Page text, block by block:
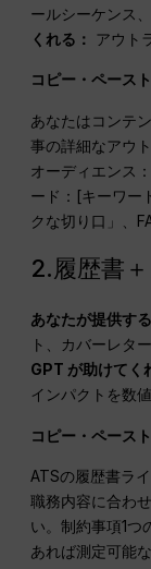
ールシーケンス
くれる： アウト
コピー・ペース
あなたはコンテ
事の詳細なアウ
オーディエンス
ード：[キーワー
クな切り口」、
2.履歴書
あなたが提供す
ト、カバーレタ
GPT が助けてく
インパクトを数
コピー・ペース
ATSの履歴書ラ
職務内容に合わ
い。制約事項1
あれば測定可能